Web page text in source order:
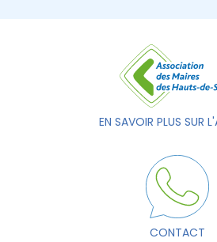
EN SAVOIR PLUS SUR
CONTACT